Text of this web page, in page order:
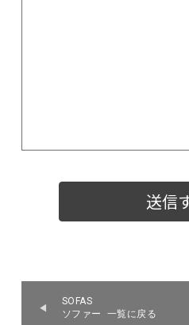
SOFAS
ソファー 一覧に戻る